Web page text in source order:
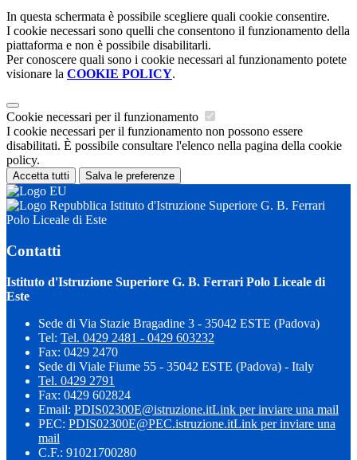
In questa schermata è possibile scegliere quali cookie consentire.
I cookie necessari sono quelli che consentono il funzionamento della
piattaforma e non è possibile disabilitarli.
Per conoscere quali sono i cookie necessari al funzionamento potete
visionare la COOKIE POLICY.
Cookie necessari per il funzionamento
I cookie necessari per il funzionamento non possono essere
disabilitati. È possibile consultare l'elenco nella pagina della cookie
policy.
Accetta tutti Salva le preferenze
Istituto d'Istruzione Superiore G. B. Ferrari
Polo Liceale di Este
Contatti
Istituto d'Istruzione Superiore G. B. Ferrari Polo Liceale di
Este
Sede di Via Stazie Bragadine 3 - 35042 ESTE (Padova)
Tel: Tel. 0429 2481 - 0429 603232
Fax: 0429 2470
Sede di Viale Fiume 55 - 35042 ESTE (Padova) - Italy
Tel. 0429 2791
Fax: 0429 602824
Email: PDIS02300E@istruzione.itLink per inviare una mail
PEC: PDIS02300E@PEC.istruzione.itLink per inviare una
mail
C.F.: 91021700280